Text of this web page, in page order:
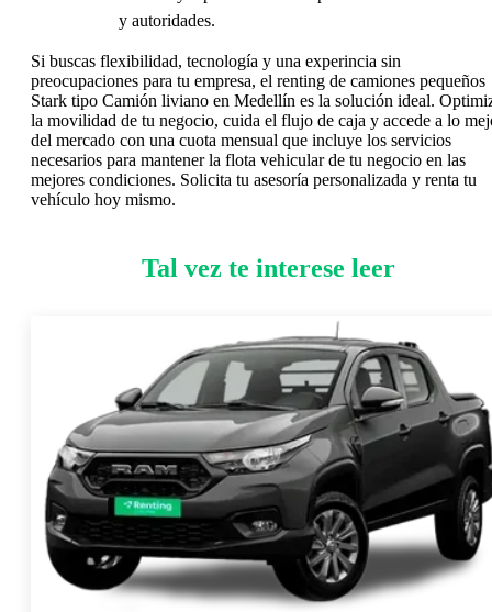
y autoridades.
Si buscas flexibilidad, tecnología y una experincia sin
preocupaciones para tu empresa, el renting de camiones pequeños
Stark tipo Camión liviano en Medellín es la solución ideal.
la movilidad de tu negocio, cuida el flujo de caja y accede a lo
del mercado con una cuota mensual que incluye los servicios
necesarios para mantener la flota vehicular de tu negocio en las
mejores condiciones. Solicita tu asesoría personalizada y renta tu
vehículo hoy mismo.
Tal vez te interese leer